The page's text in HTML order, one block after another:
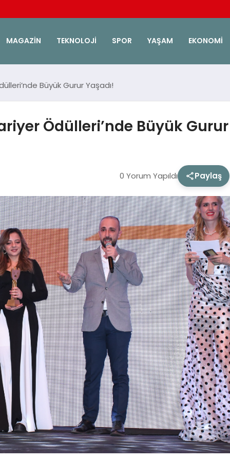
MAGAZIN TEKNOLOJI SPOR YAŞAM EKONOMI
Büyük Gurur Yaşadı!
Ödülleri’nde Büyük
0 Yorum Yapıldı Paylaş